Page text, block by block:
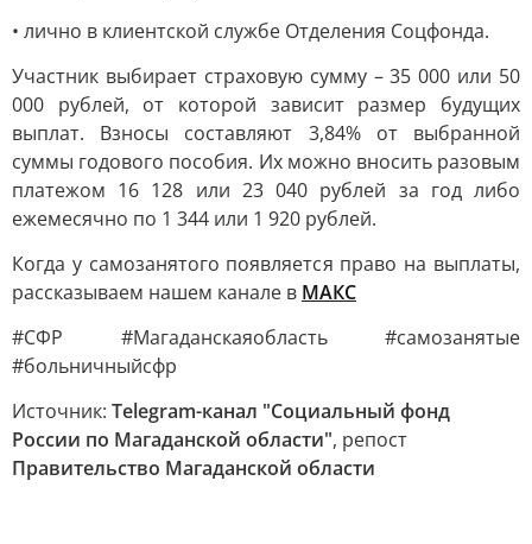
• лично в клиентской службе Отделения Соцфонда.
Участник выбирает страховую сумму – 35 000 или 50
000 рублей, от которой зависит размер будущих
выплат. Взносы составляют 3,84% от выбранной
суммы годового пособия. Их можно вносить разовым
платежом 16 128 или 23 040 рублей за год либо
ежемесячно по 1 344 или 1 920 рублей.
Когда у самозанятого появляется право на выплаты,
рассказываем нашем канале в МАКС
#СФР #Магаданскаяобласть #самозанятые
#больничныйсфр
Источник: Telegram-канал "Социальный фонд
России по Магаданской области", репост
Правительство Магаданской области